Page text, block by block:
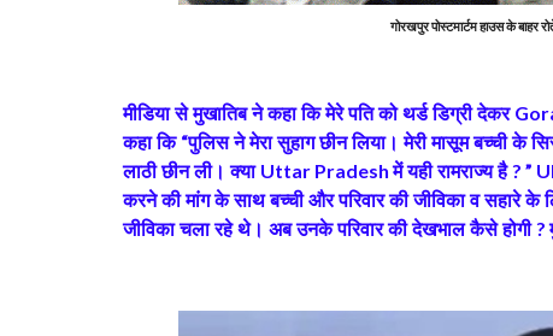
गोरखपुर पोस्टमार्टम हाउस के बाहर
मीडिया से मुखातिब ने कहा कि मेरे पति को थर्ड डिग्री देकर
कहा कि “पुलिस ने मेरा सुहाग छीन लिया। मेरी मासूम बच्ची के
लाठी छीन ली। क्या Uttar Pradeshमें यही रामराज्य है? ”
करने की मांग के साथ बच्ची और परिवार की जीविका व सहारे के
जीविका चला रहे थे। अब उनके परिवार की देखभाल कैसे होगी?